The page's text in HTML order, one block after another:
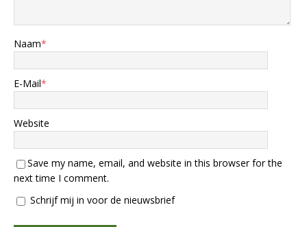
Naam*
E-Mail*
Website
Save my name, email, and website in this browser for the
next time I comment.
Schrijf mij in voor de nieuwsbrief